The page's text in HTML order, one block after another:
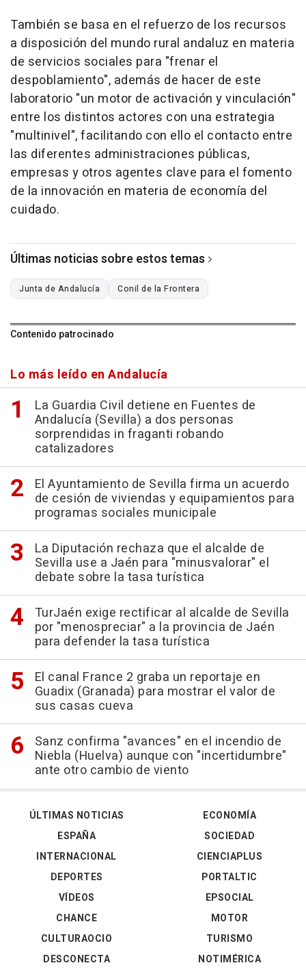
También se basa en el refuerzo de los recursos
a disposición del mundo rural andaluz en materia
de servicios sociales para "frenar el
despoblamiento", además de hacer de este
laboratorio "un motor de activación y vinculación"
entre los distintos actores con una estrategia
"multinivel", facilitando con ello el contacto entre
las diferentes administraciones públicas,
empresas y otros agentes clave para el fomento
de la innovación en materia de economía del
cuidado.
Últimas noticias sobre estos temas
Junta de Andalucía Conil de la Frontera
Contenido patrocinado
Lo más leído en Andalucía
La Guardia Civil detiene en Fuentes de
Andalucía (Sevilla) a dos personas
sorprendidas in fraganti robando
catalizadores
El Ayuntamiento de Sevilla firma un acuerdo
de cesión de viviendas y equipamientos para
programas sociales municipale
La Diputación rechaza que el alcalde de
Sevilla use a Jaén para "minusvalorar" el
debate sobre la tasa turística
TurJaén exige rectificar al alcalde de Sevilla
por "menospreciar" a la provincia de Jaén
para defender la tasa turística
El canal France 2 graba un reportaje en
Guadix (Granada) para mostrar el valor de
sus casas cueva
Sanz confirma "avances" en el incendio de
Niebla (Huelva) aunque con "incertidumbre"
ante otro cambio de viento
ÚLTIMAS NOTICIAS
ESPAÑA
INTERNACIONAL
DEPORTES
VÍDEOS
ECONOMÍA
SOCIEDAD
CIENCIAPLUS
PORTALTIC
EPSOCIAL
CHANCE
CULTURAOCIO
DESCONECTA
MOTOR
TURISMO
NOTIMÉRICA